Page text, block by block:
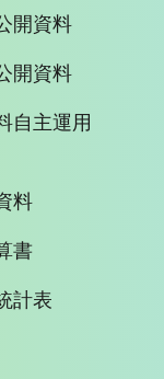
開資料
開資料
自主運用
料
書
計表